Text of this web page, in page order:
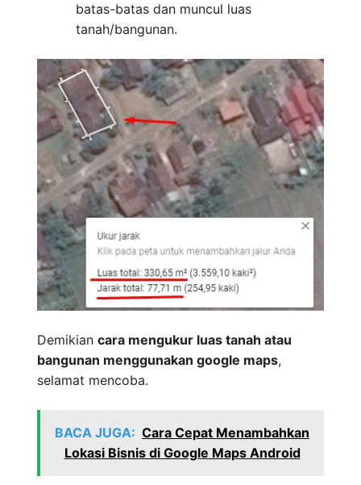
batas-batas dan muncul luas
tanah/bangunan.
Demikian cara mengukur luas tanah atau
bangunan menggunakan google maps,
selamat mencoba.
BACA JUGA: Cara Cepat Menambahkan
Lokasi Bisnis di Google Maps Android